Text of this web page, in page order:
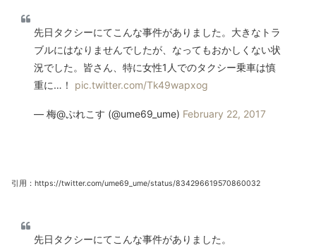
先日タクシーにてこんな事件がありました。大きなトラ
ブルにはなりませんでしたが、なってもおかしくない状
況でした。皆さん、特に女性1人でのタクシー乗車は慎
重に…！ pic.twitter.com/Tk49wapxog
— 梅@ぷれこす (@ume69_ume) February 22, 2017
引用：https://twitter.com/ume69_ume/status/834296619570860032
先日タクシーにてこんな事件がありました。